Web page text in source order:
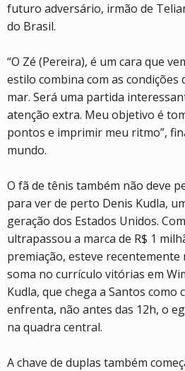
futuro adversário, irmão de
do Brasil.
“O Zé (Pereira), é um cara que
estilo combina com as condições
mar. Será uma partida
atenção extra. Meu objetivo é
pontos e imprimir meu ritmo”,
mundo.
O fã de tênis também não deve
para ver de perto Denis Kudla,
geração dos Estados Unidos.
ultrapassou a marca de R$ 1
premiação, esteve recentemente
soma no currículo vitórias em
Kudla, que chega a Santos como
enfrenta, não antes das 12h, o
na quadra central.
A chave de duplas também